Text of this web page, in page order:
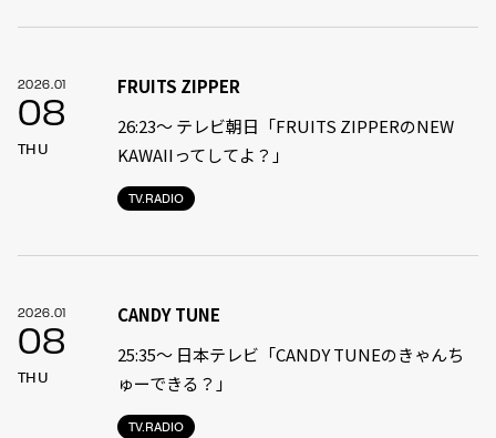
2026.01
08
THU
TV.RADIO
FRUITS ZIPPER
26:23〜 テレビ朝日「FRUITS ZIPPERのNEW
KAWAIIってしてよ？」
2026.01
08
THU
TV.RADIO
CANDY TUNE
25:35〜 日本テレビ「CANDY TUNEのきゃんち
ゅーできる？」